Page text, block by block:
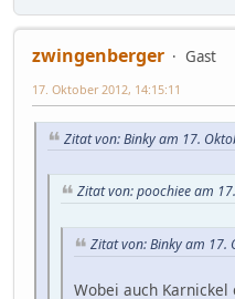
zwingenberger
Gast
17. Oktober 2012, 14:15:11
Zitat von: Binky am 17.
Zitat von: poochiee am
Zitat von: Binky am 17.
Wobei auch